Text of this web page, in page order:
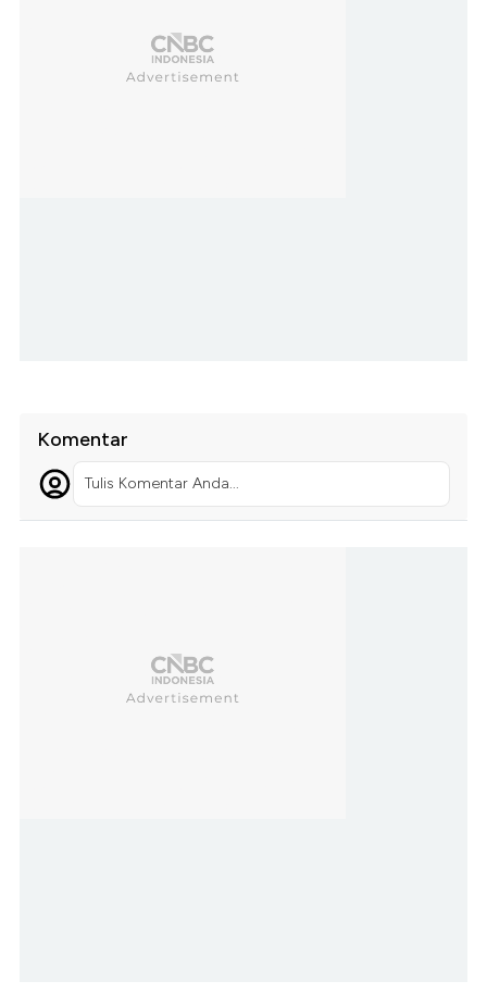
Komentar
Tulis Komentar Anda...